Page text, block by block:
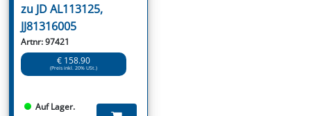
zu JD AL113125,
JJ81316005
Artnr: 97421
€ 158.90
(Preis inkl. 20% USt.)
Auf Lager.